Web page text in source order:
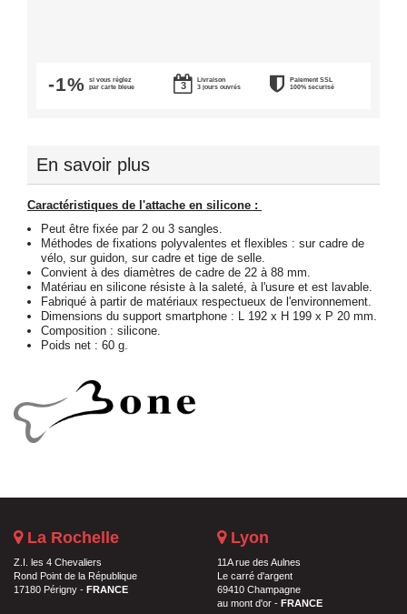
-1%
si vous réglez
par carte bleue
Livraison
3 jours ouvrés
Paiement SSL
100% securisé
En savoir plus
Caractéristiques de l'attache en silicone :
Peut être fixée par 2 ou 3 sangles.
Méthodes de fixations polyvalentes et flexibles : sur cadre de
vélo, sur guidon, sur cadre et tige de selle.
Convient à des diamètres de cadre de 22 à 88 mm.
Matériau en silicone résiste à la saleté, à l'usure et est lavable.
Fabriqué à partir de matériaux respectueux de l'environnement.
Dimensions du support smartphone : L 192 x H 199 x P 20 mm.
Composition : silicone.
Poids net : 60 g.
La Rochelle
Z.I. les 4 Chevaliers
Rond Point de la République
17180 Périgny - FRANCE
Lyon
11A rue des Aulnes
Le carré d'argent
69410 Champagne
au mont d'or - FRANCE